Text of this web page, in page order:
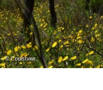
– © Coulshaw